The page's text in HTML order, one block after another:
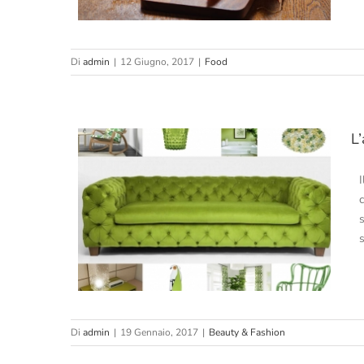
Di admin | 12 Giugno, 2017 | Food
Di admin | 19 Gennaio, 2017 | Beauty & Fashion